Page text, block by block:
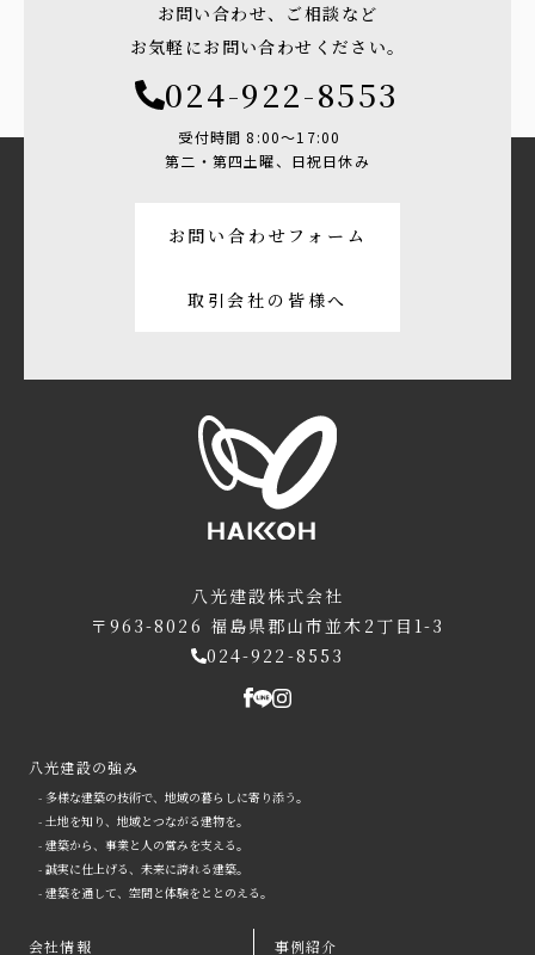
お問い合わせ、ご相談など
お気軽にお問い合わせください。
024-922-8553
受付時間 8:00〜17:00
第二・第四土曜、日祝日休み
お問い合わせフォーム
取引会社の皆様へ
八光建設株式会社
〒963-8026 福島県郡山市並木2丁目1-3
024-922-8553
八光建設の強み
- 多様な建築の技術で、地域の暮らしに寄り添う。
- 土地を知り、地域とつながる建物を。
- 建築から、事業と人の営みを支える。
- 誠実に仕上げる、未来に誇れる建築。
- 建築を通して、空間と体験をととのえる。
会社情報
事例紹介